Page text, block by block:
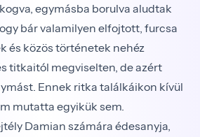
egymásba borulva aludtak
bár valamilyen elfojtott, furcsa
és közös történetek nehéz
titkaitól megviselten, de azért
Ennek ritka találkáikon kívül
mutatta egyikük sem.
Damian számára édesanyja,